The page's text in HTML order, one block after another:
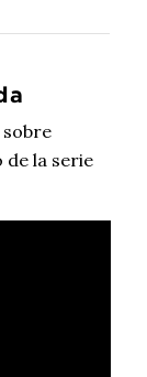
de la serie